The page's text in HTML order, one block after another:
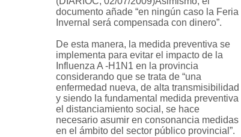
documento añade “en ningún caso la Feria
Invernal será compensada con dinero”.
De esta manera, la medida preventiva se
implementa para evitar el impacto de la
Influenza A -H1N1 en la provincia
considerando que se trata de “una
enfermedad nueva, de alta transmisibilidad
y siendo la fundamental medida preventiva
el distanciamiento social, se hace
necesario asumir en consonancia medidas
en el ámbito del sector público provincial”.